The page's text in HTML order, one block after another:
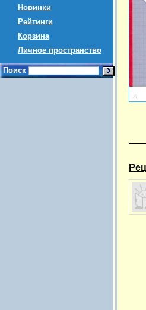
Новинки
Рейтинги
Корзина
Личное пространство
Поиск